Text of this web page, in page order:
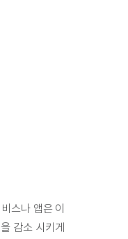
스나 앱은 이
감소 시키게